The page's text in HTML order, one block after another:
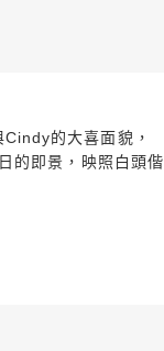
的大喜面貌，
的即景，映照白頭偕